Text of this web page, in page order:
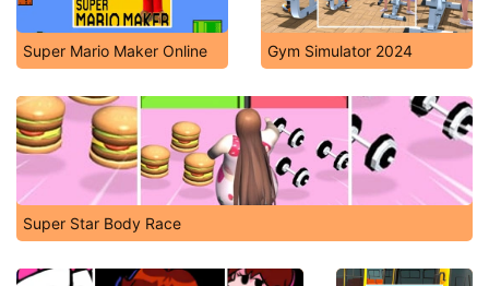
Super Mario Maker Online Gym Simulator 2024
Super Star Body Race